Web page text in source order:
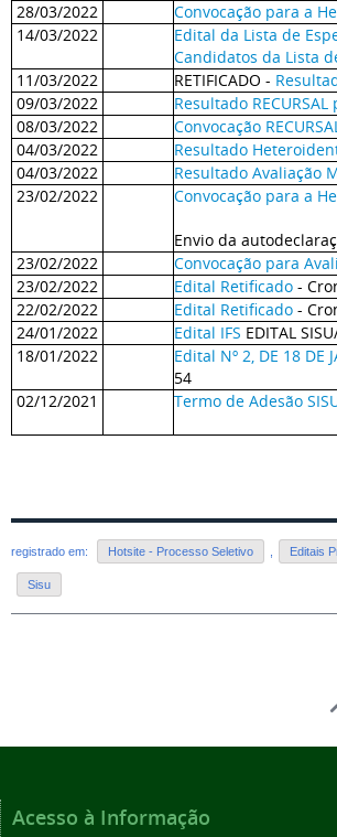
28/03/2022
Convocação para a
14/03/2022
Edital da Lista de
Candidatos da Lista
11/03/2022
RETIFICADO -
09/03/2022
Resultado
08/03/2022
Convocação
04/03/2022
Resultado
04/03/2022
Resultado Avaliação
23/02/2022
Convocação para a
Envio da
23/02/2022
Convocação para
23/02/2022
Edital Retificado -
22/02/2022
Edital Retificado -
24/01/2022
Edital IFS EDITAL
18/01/2022
Edital Nº 2, DE 18 DE
54
02/12/2021
Termo de Adesão
registrado em: Hotsite - Processo Seletivo Editais
Sisu
Acesso à Informação